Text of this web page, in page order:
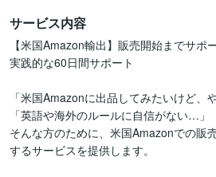
サービス内容
【米国Amazon輸出】販売開始までサポ
実践的な60日間サポート
「米国Amazonに出品してみたいけど、
「英語や海外のルールに自信がない…」
そんな方のために、米国Amazonでの販
するサービスを提供します。